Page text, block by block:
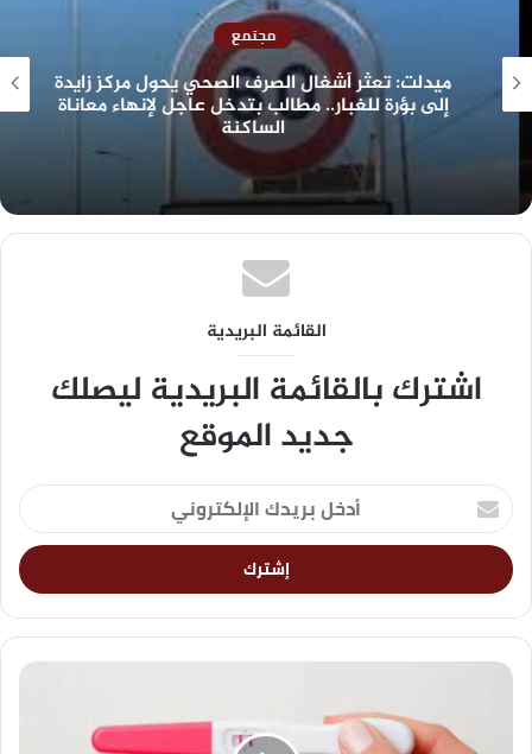
مجتمع
ميدلت: تعثر أشغال الصرف الصحي يحول مركز زايدة
إلى بؤرة للغبار.. مطالب بتدخل عاجل لإنهاء معاناة
الساكنة
القائمة البريدية
اشترك بالقائمة البريدية ليصلك
جديد الموقع